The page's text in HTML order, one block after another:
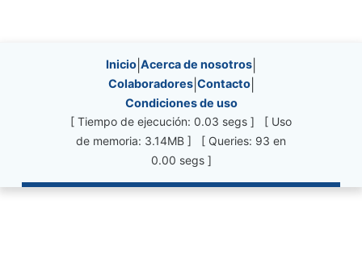
Site information, links, etc.
Inicio Acerca de nosotros
Colaboradores| Contacto|
Condiciones de uso
[ Tiempo de ejecución: 0.03 segs ] [ Uso
de memoria: 3.14MB ] [ Queries: 93 en
0.00 segs ]